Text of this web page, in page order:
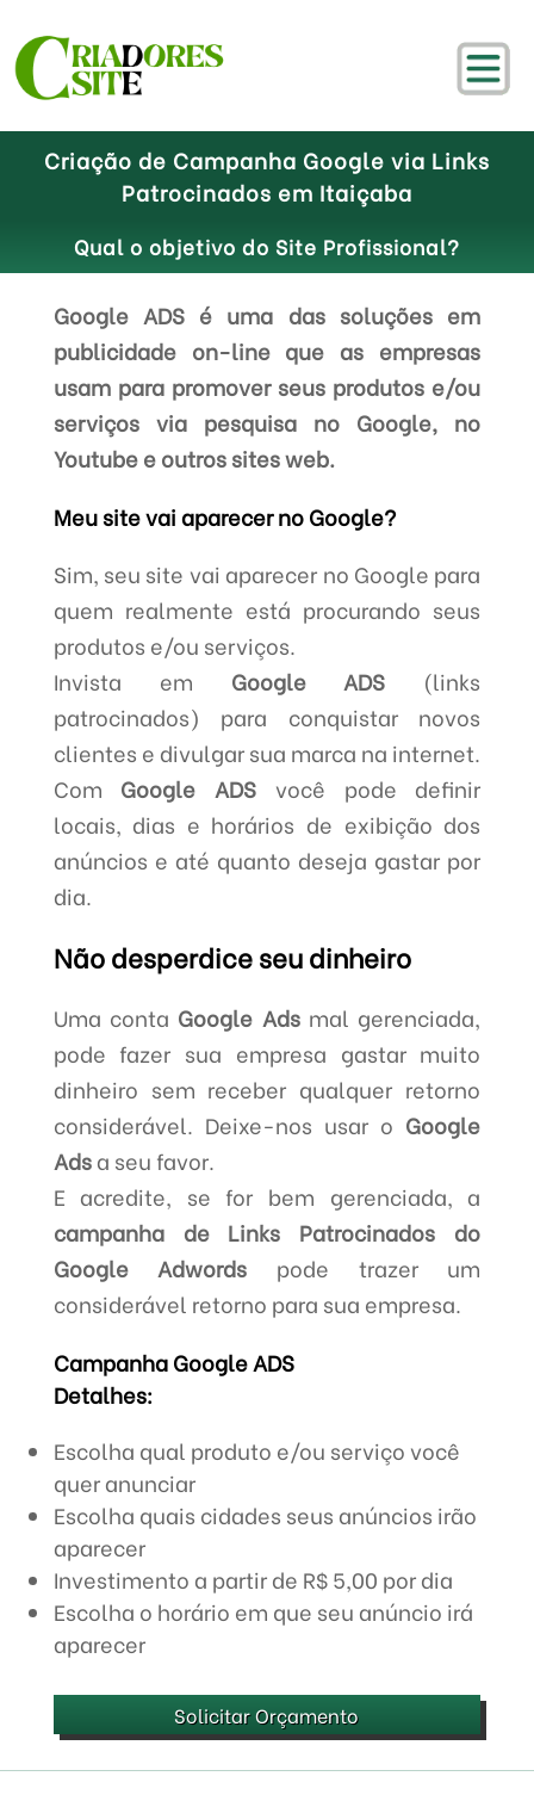
Criação de Campanha Google via Links
Patrocinados em Itaiçaba
Qual o objetivo do Site Profissional?
Google ADS é uma das soluções em
publicidade on-line que as empresas
usam para promover seus produtos e/ou
serviços via pesquisa no Google, no
Youtube e outros sites web.
Meu site vai aparecer no Google?
Sim, seu site vai aparecer no Google para
quem realmente está procurando seus
produtos e/ou serviços.
Invista em Google ADS (links
patrocinados) para conquistar novos
clientes e divulgar sua marca na internet.
Com Google ADS você pode definir
locais, dias e horários de exibição dos
anúncios e até quanto deseja gastar por
dia.
Não desperdice seu dinheiro
Uma conta Google Adsmal gerenciada,
pode fazer sua empresa gastar muito
dinheiro sem receber qualquer retorno
considerável. Deixe-nos usar o Google
Adsa seu favor.
E acredite, se for bem gerenciada, a
campanha de Links Patrocinados do
Google Adwords pode trazer um
considerável retorno para sua empresa.
Campanha Google ADS
Detalhes:
Escolha qual produto e/ou serviço você
quer anunciar
Escolha quais cidades seus anúncios irão
aparecer
Investimento a partir de R$ 5,00 por dia
Escolha o horário em que seu anúncio irá
aparecer
Solicitar Orçamento